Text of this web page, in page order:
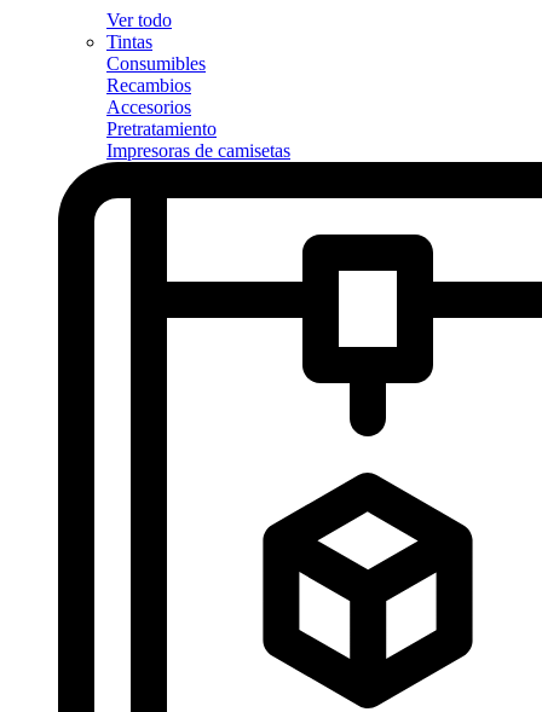
Ver todo
Tintas
Consumibles
Recambios
Accesorios
Pretratamiento
Impresoras de camisetas